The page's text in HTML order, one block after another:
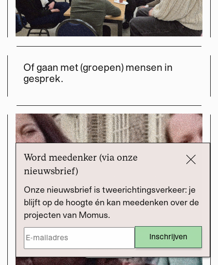
Draag bij
Of gaan met (groepen) mensen in
gesprek.
Word meedenker (via onze
nieuwsbrief)
Onze nieuwsbrief is tweerichtingsverkeer: je
blijft op de hoogte én kan meedenken over de
projecten van Momus.